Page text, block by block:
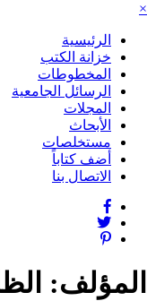
×
الرئيسية
خزانة الكتب
المخطوطات
الرسائل الجامعية
المجلات
الأبحاث
مستخلصات
أضف كتاباً
الاتصال بنا
المؤلف: